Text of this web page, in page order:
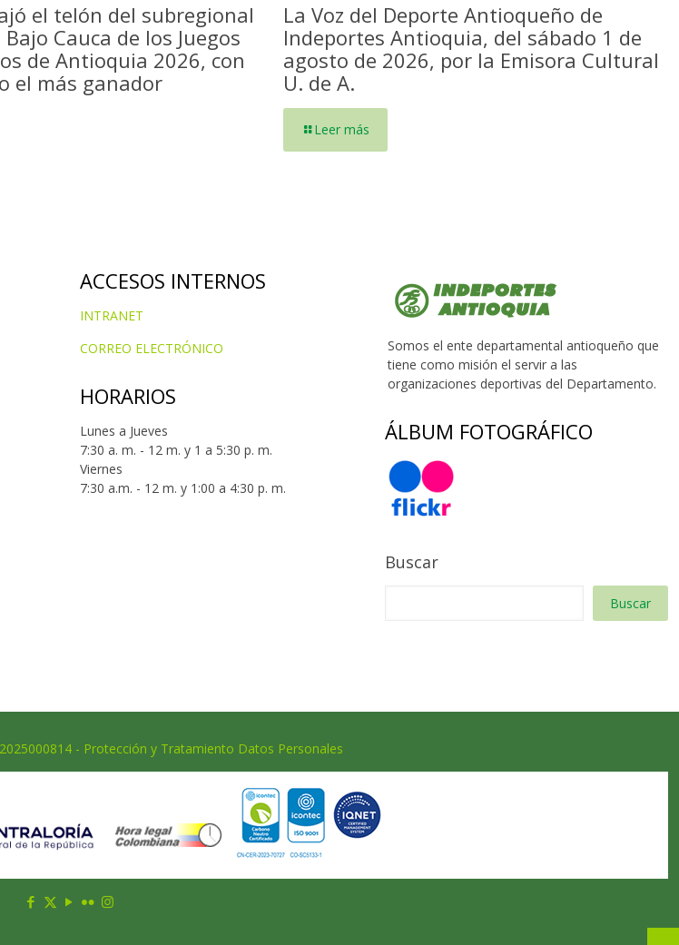
el telón del subregional
Cauca de los Juegos
de Antioquia 2026, con
el más ganador
La Voz del Deporte Antioqueño de
Indeportes Antioquia, del sábado 1 de
agosto de 2026, por la Emisora Cultural
U. de A.
Leer más
ACCESOS INTERNOS
INTRANET
CORREO ELECTRÓNICO
HORARIOS
Lunes a Jueves
7:30 a. m. - 12 m. y 1 a 5:30 p. m.
Viernes
7:30 a.m. - 12 m. y 1:00 a 4:30 p. m.
Somos el ente departamental antioqueño que
tiene como misión el servir a las
organizaciones deportivas del Departamento.
ÁLBUM FOTOGRÁFICO
Buscar
Buscar
- Protección y Tratamiento Datos Personales